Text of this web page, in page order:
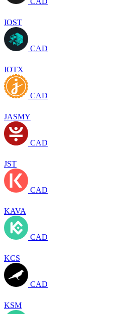
IOST
CAD
IOTX
CAD
JASMY
CAD
JST
CAD
KAVA
CAD
KCS
CAD
KSM